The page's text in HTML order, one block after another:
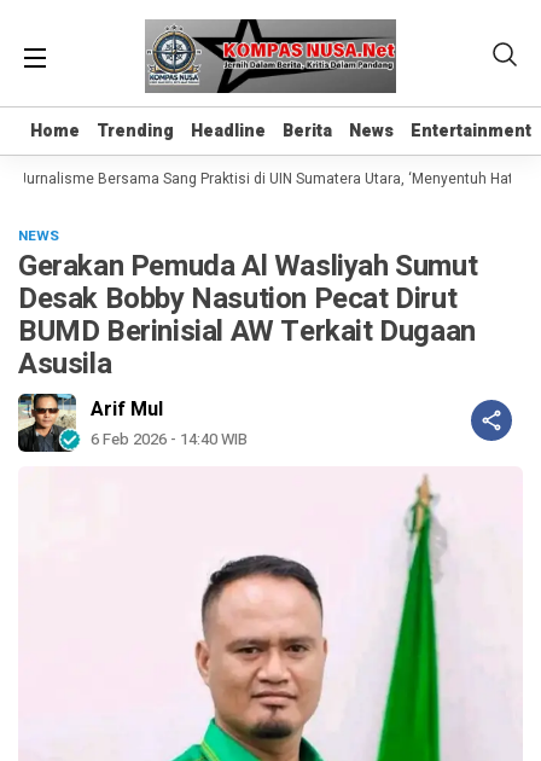
Home Trending Headline Berita News Entertainment
Home Trending Headline Berita News Entertainment
Bersama Sang Praktisi di UIN Sumatera Utara, ‘Menyentuh Hati
NEWS
Gerakan Pemuda Al Wasliyah Sumut
Desak Bobby Nasution Pecat Dirut
BUMD Berinisial AW Terkait Dugaan
Asusila
Arif Mul
6 Feb 2026 - 14:40 WIB